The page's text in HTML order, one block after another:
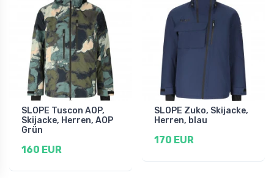
SLOPE Tuscon AOP,
Skijacke, Herren, AOP
Grün
160 EUR
SLOPE Zuko, Skijacke,
Herren, blau
170 EUR